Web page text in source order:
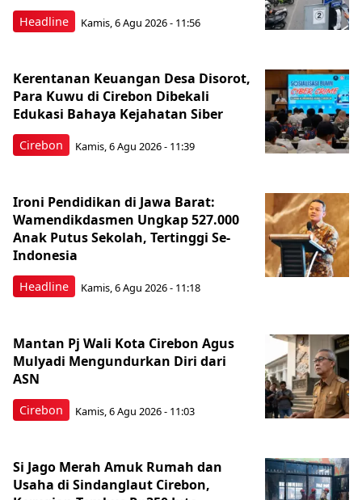
Headline Kamis, 6 Agu 2026 - 11:56
Cirebon
Kerentanan Keuangan Desa Disorot,
Para Kuwu di Cirebon Dibekali
Edukasi Bahaya Kejahatan Siber
Kamis, 6 Agu 2026 - 11:39
Headline
Ironi Pendidikan di Jawa Barat:
Wamendikdasmen Ungkap 527.000
Anak Putus Sekolah, Tertinggi Se-
Indonesia
Kamis, 6 Agu 2026 - 11:18
Cirebon
Mantan Pj Wali Kota Cirebon Agus
Mulyadi Mengundurkan Diri dari
ASN
Kamis, 6 Agu 2026 - 11:03
Si Jago Merah Amuk Rumah dan
Usaha di Sindanglaut Cirebon,